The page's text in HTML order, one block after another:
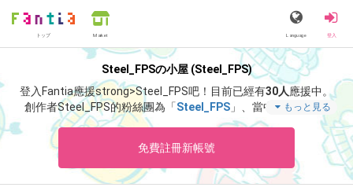
トップ Market Language 登入
Steel_FPSの小屋 (Steel_FPS)
登入Fantia應援strong>Steel_FPS吧！ 目前已經有30人 應援中。
創作者Steel_FPS的粉絲團為「Steel_FPS」、當中含有「『影
廊』またの名を『シャドーコリドー 影の回廊』」等非常獨特的
もっと見る
免費註冊新帳號